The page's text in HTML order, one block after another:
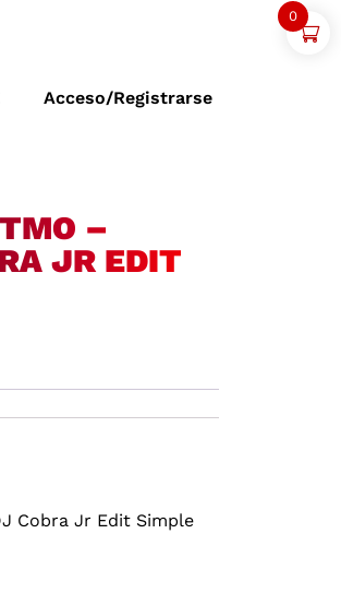
Acceso/Registrarse
–
JR EDIT
Cobra Jr Edit Simple
0